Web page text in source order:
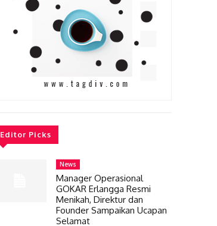
Editor Picks
News
Manager Operasional
GOKAR Erlangga Resmi
Menikah, Direktur dan
Founder Sampaikan Ucapan
Selamat